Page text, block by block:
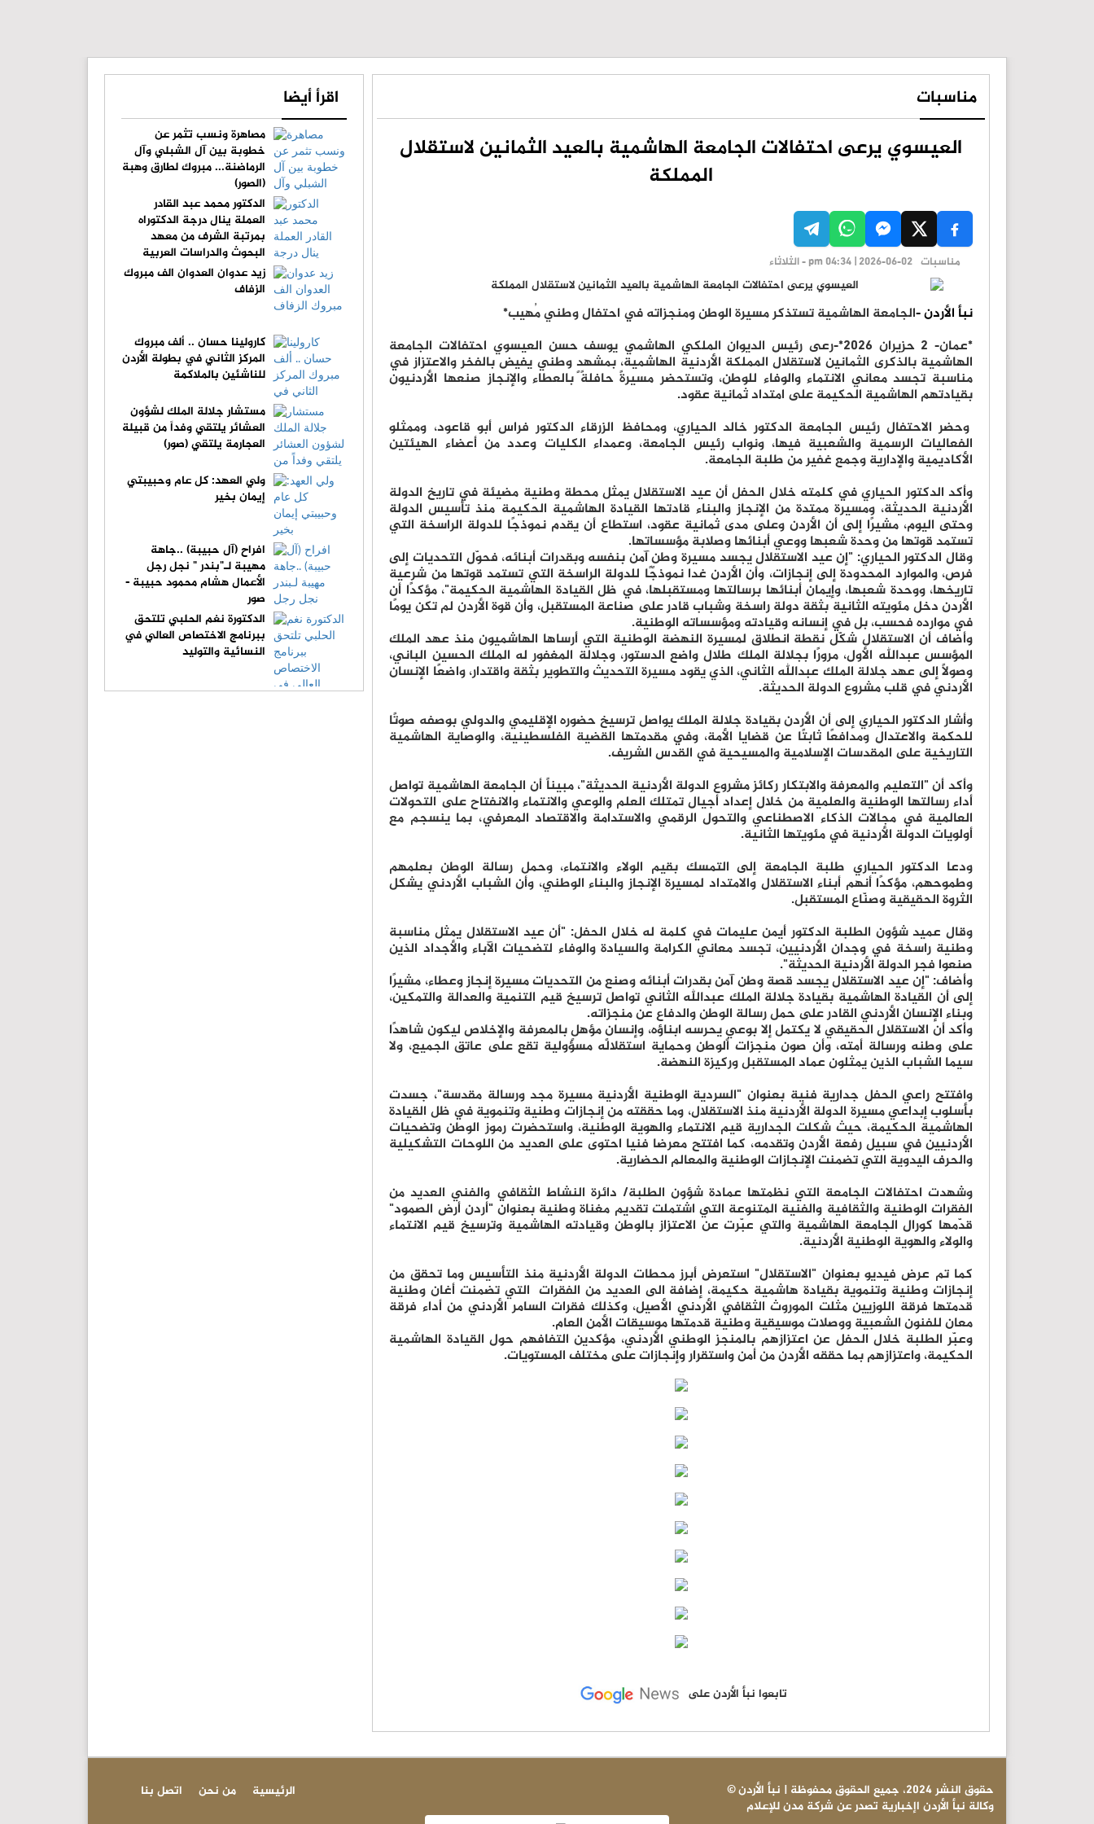
مناسبات
العيسوي يرعى احتفالات الجامعة الهاشمية بالعيد الثمانين لاستقلال
المملكة
مناسبات pm 04:34 | 2026-06-02 - الثلاثاء
نبأ الأردن -الجامعة الهاشمية تستذكر مسيرة الوطن ومنجزاته في احتفال وطني مُهيب*
*عمان- 2 حزيران 2026*-رعى رئيس الديوان الملكي الهاشمي يوسف حسن العيسوي احتفالات الجامعة
الهاشمية بالذكرى الثمانين لاستقلال المملكة الأردنية الهاشمية، بمشهدٍ وطني يفيض بالفخر والاعتزاز في
مناسبة تجسد معاني الانتماء والوفاء للوطن، وتستحضر مسيرةً حافلةً بالعطاء والإنجاز صنعها الأردنيون
بقيادتهم الهاشمية الحكيمة على امتداد ثمانية عقود.
وحضر الاحتفال رئيس الجامعة الدكتور خالد الحياري، ومحافظ الزرقاء الدكتور فراس أبو قاعود، وممثلو
الفعاليات الرسمية والشعبية فيها، ونواب رئيس الجامعة، وعمداء الكليات وعدد من أعضاء الهيئتين
الأكاديمية والإدارية وجمع غفير من طلبة الجامعة.
وأكد الدكتور الحياري في كلمته خلال الحفل أن عيد الاستقلال يمثل محطة وطنية مضيئة في تاريخ الدولة
الأردنية الحديثة، ومسيرة ممتدة من الإنجاز والبناء قادتها القيادة الهاشمية الحكيمة منذ تأسيس الدولة
وحتى اليوم، مشيرًا إلى أن الأردن وعلى مدى ثمانية عقود، استطاع أن يقدم نموذجًا للدولة الراسخة التي
تستمد قوتها من وحدة شعبها ووعي أبنائها وصلابة مؤسساتها.
وقال الدكتور الحياري: "إن عيد الاستقلال يجسد مسيرة وطنٍ آمن بنفسه وبقدرات أبنائه، فحوّل التحديات إلى
فرص، والموارد المحدودة إلى إنجازات، وأن الأردن غدا نموذجًا للدولة الراسخة التي تستمد قوتها من شرعية
تاريخها، ووحدة شعبها، وإيمان أبنائها برسالتها ومستقبلها، في ظل القيادة الهاشمية الحكيمة"، مؤكدًا أن
الأردن دخل مئويته الثانية بثقة دولة راسخة وشباب قادر على صناعة المستقبل، وأن قوة الأردن لم تكن يومًا
في موارده فحسب، بل في إنسانه وقيادته ومؤسساته الوطنية.
وأضاف أن الاستقلال شكّل نقطة انطلاق لمسيرة النهضة الوطنية التي أرساها الهاشميون منذ عهد الملك
المؤسس عبدالله الأول، مرورًا بجلالة الملك طلال واضع الدستور، وجلالة المغفور له الملك الحسين الباني،
وصولًا إلى عهد جلالة الملك عبدالله الثاني، الذي يقود مسيرة التحديث والتطوير بثقة واقتدار، واضعًا الإنسان
الأردني في قلب مشروع الدولة الحديثة.
وأشار الدكتور الحياري إلى أن الأردن بقيادة جلالة الملك يواصل ترسيخ حضوره الإقليمي والدولي بوصفه صوتًا
للحكمة والاعتدال ومدافعًا ثابتًا عن قضايا الأمة، وفي مقدمتها القضية الفلسطينية، والوصاية الهاشمية
التاريخية على المقدسات الإسلامية والمسيحية في القدس الشريف.
وأكد أن "التعليم والمعرفة والابتكار ركائز مشروع الدولة الأردنية الحديثة"، مبيناً أن الجامعة الهاشمية تواصل
أداء رسالتها الوطنية والعلمية من خلال إعداد أجيال تمتلك العلم والوعي والانتماء والانفتاح على التحولات
العالمية في مجالات الذكاء الاصطناعي والتحول الرقمي والاستدامة والاقتصاد المعرفي، بما ينسجم مع
أولويات الدولة الأردنية في مئويتها الثانية.
ودعا الدكتور الحياري طلبة الجامعة إلى التمسك بقيم الولاء والانتماء، وحمل رسالة الوطن بعلمهم
وطموحهم، مؤكدًا أنهم أبناء الاستقلال والامتداد لمسيرة الإنجاز والبناء الوطني، وأن الشباب الأردني يشكل
الثروة الحقيقية وصنّاع المستقبل.
وقال عميد شؤون الطلبة الدكتور أيمن عليمات في كلمة له خلال الحفل: "أن عيد الاستقلال يمثل مناسبة
وطنية راسخة في وجدان الأردنيين، تجسد معاني الكرامة والسيادة والوفاء لتضحيات الآباء والأجداد الذين
صنعوا فجر الدولة الأردنية الحديثة".
وأضاف: "إن عيد الاستقلال يجسد قصة وطن آمن بقدرات أبنائه وصنع من التحديات مسيرة إنجاز وعطاء، مشيرًا
إلى أن القيادة الهاشمية بقيادة جلالة الملك عبدالله الثاني تواصل ترسيخ قيم التنمية والعدالة والتمكين،
وبناء الإنسان الأردني القادر على حمل رسالة الوطن والدفاع عن منجزاته.
وأكد أن الاستقلال الحقيقي لا يكتمل إلا بوعيٍ يحرسه ابناؤه، وإنسانٍ مؤهلٍ بالمعرفة والإخلاص ليكون شاهدًا
على وطنه ورسالة أمته، وأن صون منجزات الوطن وحماية استقلاله مسؤولية تقع على عاتق الجميع، ولا
سيما الشباب الذين يمثلون عماد المستقبل وركيزة النهضة.
وافتتح راعي الحفل جدارية فنية بعنوان "السردية الوطنية الأردنية مسيرة مجد ورسالة مقدسة"، جسدت
بأسلوب إبداعي مسيرة الدولة الأردنية منذ الاستقلال، وما حققته من إنجازات وطنية وتنموية في ظل القيادة
الهاشمية الحكيمة، حيث شكلت الجدارية قيم الانتماء والهوية الوطنية، واستحضرت رموز الوطن وتضحيات
الأردنيين في سبيل رفعة الأردن وتقدمه، كما افتتح معرضا فنيا احتوى على العديد من اللوحات التشكيلية
والحرف اليدوية التي تضمنت الإنجازات الوطنية والمعالم الحضارية.
وشهدت احتفالات الجامعة التي نظمتها عمادة شؤون الطلبة/ دائرة النشاط الثقافي والفني العديد من
الفقرات الوطنية والثقافية والفنية المتنوعة التي اشتملت تقديم مغناة وطنية بعنوان "أردن أرض الصمود"
قدّمها كورال الجامعة الهاشمية والتي عبّرت عن الاعتزاز بالوطن وقيادته الهاشمية وترسيخ قيم الانتماء
والولاء والهوية الوطنية الأردنية.
كما تم عرض فيديو بعنوان "الاستقلال" استعرض أبرز محطات الدولة الأردنية منذ التأسيس وما تحقق من
إنجازات وطنية وتنموية بقيادة هاشمية حكيمة، إضافة الى العديد من الفقرات التي تضمنت أغان وطنية
قدمتها فرقة اللوزيين مثلت الموروث الثقافي الأردني الأصيل، وكذلك فقرات السامر الأردني من أداء فرقة
معان للفنون الشعبية ووصلات موسيقية وطنية قدمتها موسيقات الأمن العام.
وعبّر الطلبة خلال الحفل عن اعتزازهم بالمنجز الوطني الأردني، مؤكدين التفافهم حول القيادة الهاشمية
الحكيمة، واعتزازهم بما حققه الأردن من أمن واستقرار وإنجازات على مختلف المستويات.
تابعوا نبأ الأردن على
اقرأ أيضا
مصاهرة ونسب تثمر عن
خطوبة بين آل الشبلي وآل
الرماضنة... مبروك لطارق وهبة
(الصور)
الدكتور محمد عبد القادر
العملة ينال درجة الدكتوراه
بمرتبة الشرف من معهد
البحوث والدراسات العربية
زيد عدوان العدوان الف مبروك
الزفاف
كارولينا حسان .. ألف مبروك
المركز الثاني في بطولة الأردن
للناشئين بالملاكمة
مستشار جلالة الملك لشؤون
العشائر يلتقي وفداً من قبيلة
العجارمة يلتقي (صور)
ولي العهد: كل عام وحبيبتي
إيمان بخير
افراح (آل حبيبة) ..جاهة
مهيبة لـ"بندر " نجل رجل
الأعمال هشام محمود حبيبة -
صور
الدكتورة نغم الحلبي تلتحق
ببرنامج الاختصاص العالي في
النسائية والتوليد
© حقوق النشر 2024، جميع الحقوق محفوظة | نبأ الأردن
وكالة نبأ الأردن اإخبارية تصدر عن شركة مدن للإعلام
اتصل بنا من نحن الرئيسية